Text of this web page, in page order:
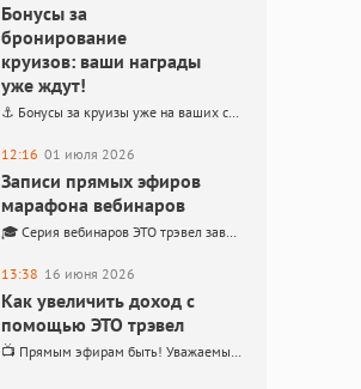
Бонусы за
бронирование
круизов: ваши награды
уже ждут!
⚓️ Бонусы за круизы уже на ваших счетах! Дорогие друзья и коллеги! Завершился этап акции «Бонусы за бронирование круизов» Акция проходила с 20 марта по 30 июня 2026 года и…
12:16 01 июля 2026
Записи прямых эфиров
марафона вебинаров
🎓 Серия вебинаров ЭТО трэвел завершена! Друзья, коллеги, партнеры! – 6 эфиров, которые помогут продавать с легкостью Мы рады сообщить, что серия наших вебинаров подошла к концу. Это был насыщенный…
13:38 16 июня 2026
Как увеличить доход с
помощью ЭТО трэвел
📺 Прямым эфирам быть! Уважаемые коллеги! Мы обещали вам серию постов о наших сервисах, но решили, что так поверхностно не хотим. Наши сервисы для вашего роста и увеличения прибыли —…